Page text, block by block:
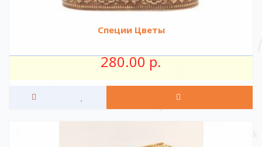
Специи Цветы
280.00 р.